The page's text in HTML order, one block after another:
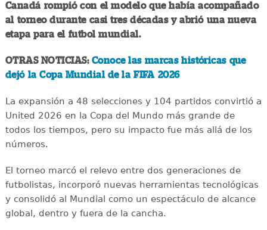
Canadá rompió con el modelo que había acompañado
al torneo durante casi tres décadas y abrió una nueva
etapa para el futbol mundial.
OTRAS NOTICIAS: Conoce las marcas históricas que
dejó la Copa Mundial de la FIFA 2026
La expansión a 48 selecciones y 104 partidos convirtió a
United 2026 en la Copa del Mundo más grande de
todos los tiempos, pero su impacto fue más allá de los
números.
El torneo marcó el relevo entre dos generaciones de
futbolistas, incorporó nuevas herramientas tecnológicas
y consolidó al Mundial como un espectáculo de alcance
global, dentro y fuera de la cancha.